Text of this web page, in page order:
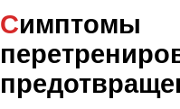
Симптомы